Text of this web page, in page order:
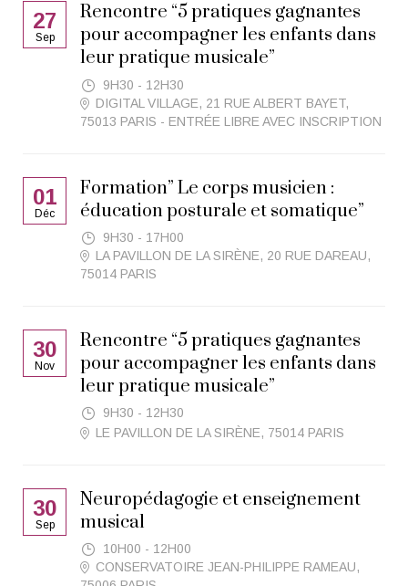
27
Sep
Rencontre “5 pratiques gagnantes
pour accompagner les enfants dans
leur pratique musicale”
9H30 - 12H30
DIGITAL VILLAGE, 21 RUE ALBERT BAYET,
75013 PARIS - ENTRÉE LIBRE AVEC INSCRIPTION
01
Déc
Formation” Le corps musicien :
éducation posturale et somatique”
9H30 - 17H00
LA PAVILLON DE LA SIRÈNE, 20 RUE DAREAU,
75014 PARIS
30
Nov
Rencontre “5 pratiques gagnantes
pour accompagner les enfants dans
leur pratique musicale”
9H30 - 12H30
LE PAVILLON DE LA SIRÈNE, 75014 PARIS
30
Sep
Neuropédagogie et enseignement
musical
10H00 - 12H00
CONSERVATOIRE JEAN-PHILIPPE RAMEAU,